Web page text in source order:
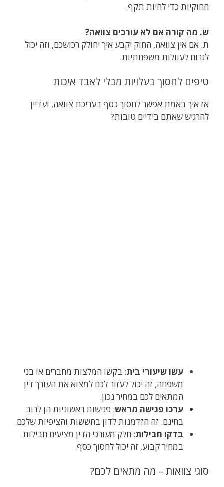
החוקיות כדי להיות תקף.
ש. מה קורה אם לא עורכים צוואה?
ת. אם אין צוואה, החוק יקבע איך יחולק רכושכם, וזה יכול
לגרום לעוולות משפחתיות.
טיפים לחסוך בעלויות מבלי לאבד איכות
אז איך באמת אפשר לחסוך כסף בעריכת צוואה, ועדיין
להרגיש שאתם בידיים טובות?
עשו שיעורי בית: בקשו המלצות מחברים או בני
משפחה, זה יכול לעזור לכם למצוא את העורך דין
המתאים לכם במחיר נכון.
ערכו פגישה מראש: פגישות ראשוניות הן לרוב
בחינם. זה הזדמנות לדון בחששות והציפיות שלכם.
בדקו חבילות: חלק מעורכי הדין מציעים חבילות
במחיר קבוע, זה יכול לחסוך כסף.
סוגי צוואות – מה מתאים לכם?